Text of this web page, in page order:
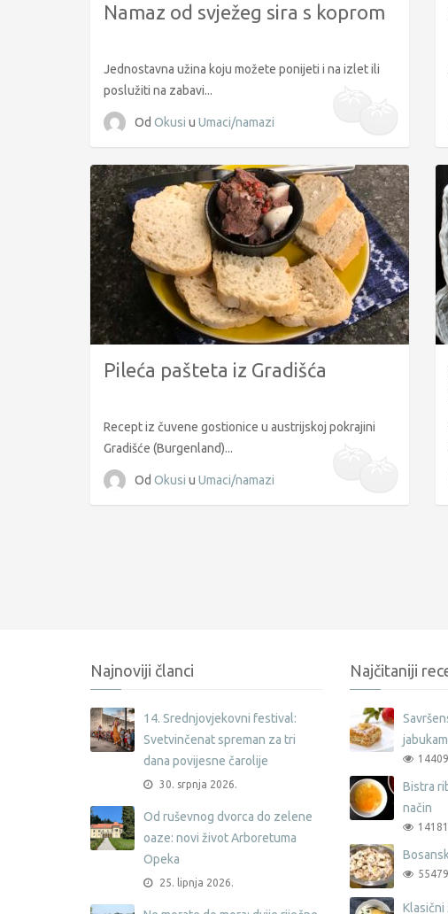
Namaz od svježeg sira s koprom
Jednostavna užina koju možete ponijeti i na izlet ili
poslužiti na zabavi...
Od Okusi u Umaci/namazi
Pileća pašteta iz Gradišća
Recept iz čuvene gostionice u austrijskoj pokrajini
Gradišće (Burgenland)...
Od Okusi u Umaci/namazi
Najnoviji članci
14. Srednjovjekovni festival:
Svetvinčenat spreman za tri
dana povijesne čarolije
30. srpnja 2026.
Od ruševnog dvorca do zelene
oaze: novi život Arboretuma
Opeka
25. lipnja 2026.
Najčitaniji
Bistra
način
55479
Klasični